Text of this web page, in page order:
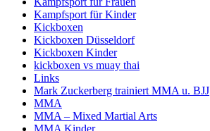
Kampfsport für Kinder
Kickboxen
Kickboxen Düsseldorf
Kickboxen Kinder
kickboxen vs muay thai
Links
Mark Zuckerberg trainiert MMA u. BJJ
MMA
MMA – Mixed Martial Arts